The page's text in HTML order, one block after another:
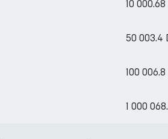
10
50 003.4
100
1 000